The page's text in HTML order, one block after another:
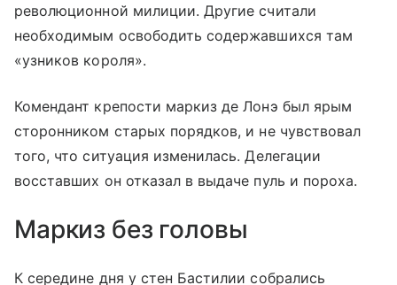
революционной милиции. Другие считали
необходимым освободить содержавшихся там
«узников короля».
Комендант крепости маркиз де Лонэ был ярым
сторонником старых порядков, и не чувствовал
того, что ситуация изменилась. Делегации
восставших он отказал в выдаче пуль и пороха.
Маркиз без головы
К середине дня у стен Бастилии собрались